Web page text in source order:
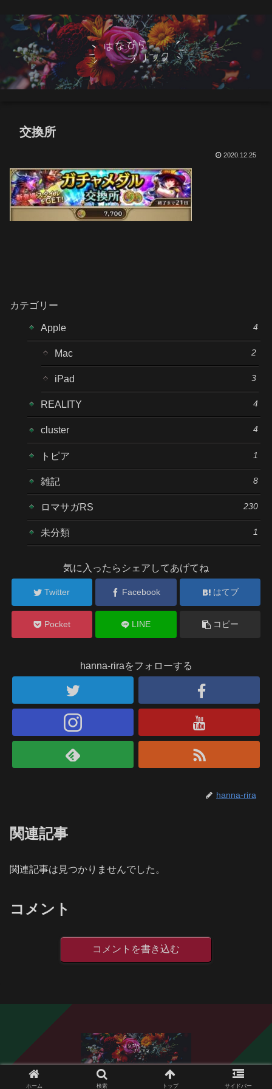
交換所
2020.12.25
カテゴリー
Apple 4
Mac 2
iPad 3
REALITY 4
cluster 4
トピア 1
雑記 8
ロマサガRS 230
未分類 1
気に入ったらシェアしてあげてね
Twitter Facebook はてブ
Pocket LINE コピー
hanna-riraをフォローする
hanna-rira
関連記事
関連記事は見つかりませんでした。
コメント
コメントを書き込む
© 2020 はなびらブリンク.
ホーム 検索 トップ サイドバー